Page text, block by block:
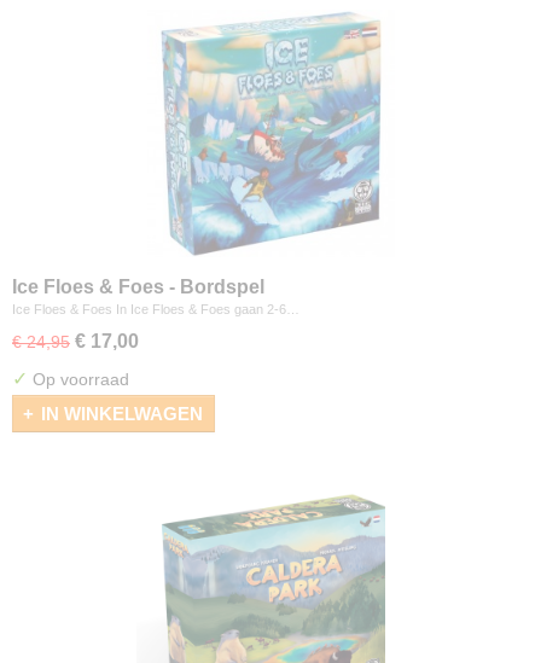
Ice Floes & Foes - Bordspel
Ice Floes & Foes In Ice Floes & Foes gaan 2-6…
€ 24,95 € 17,00
✓ Op voorraad
IN WINKELWAGEN